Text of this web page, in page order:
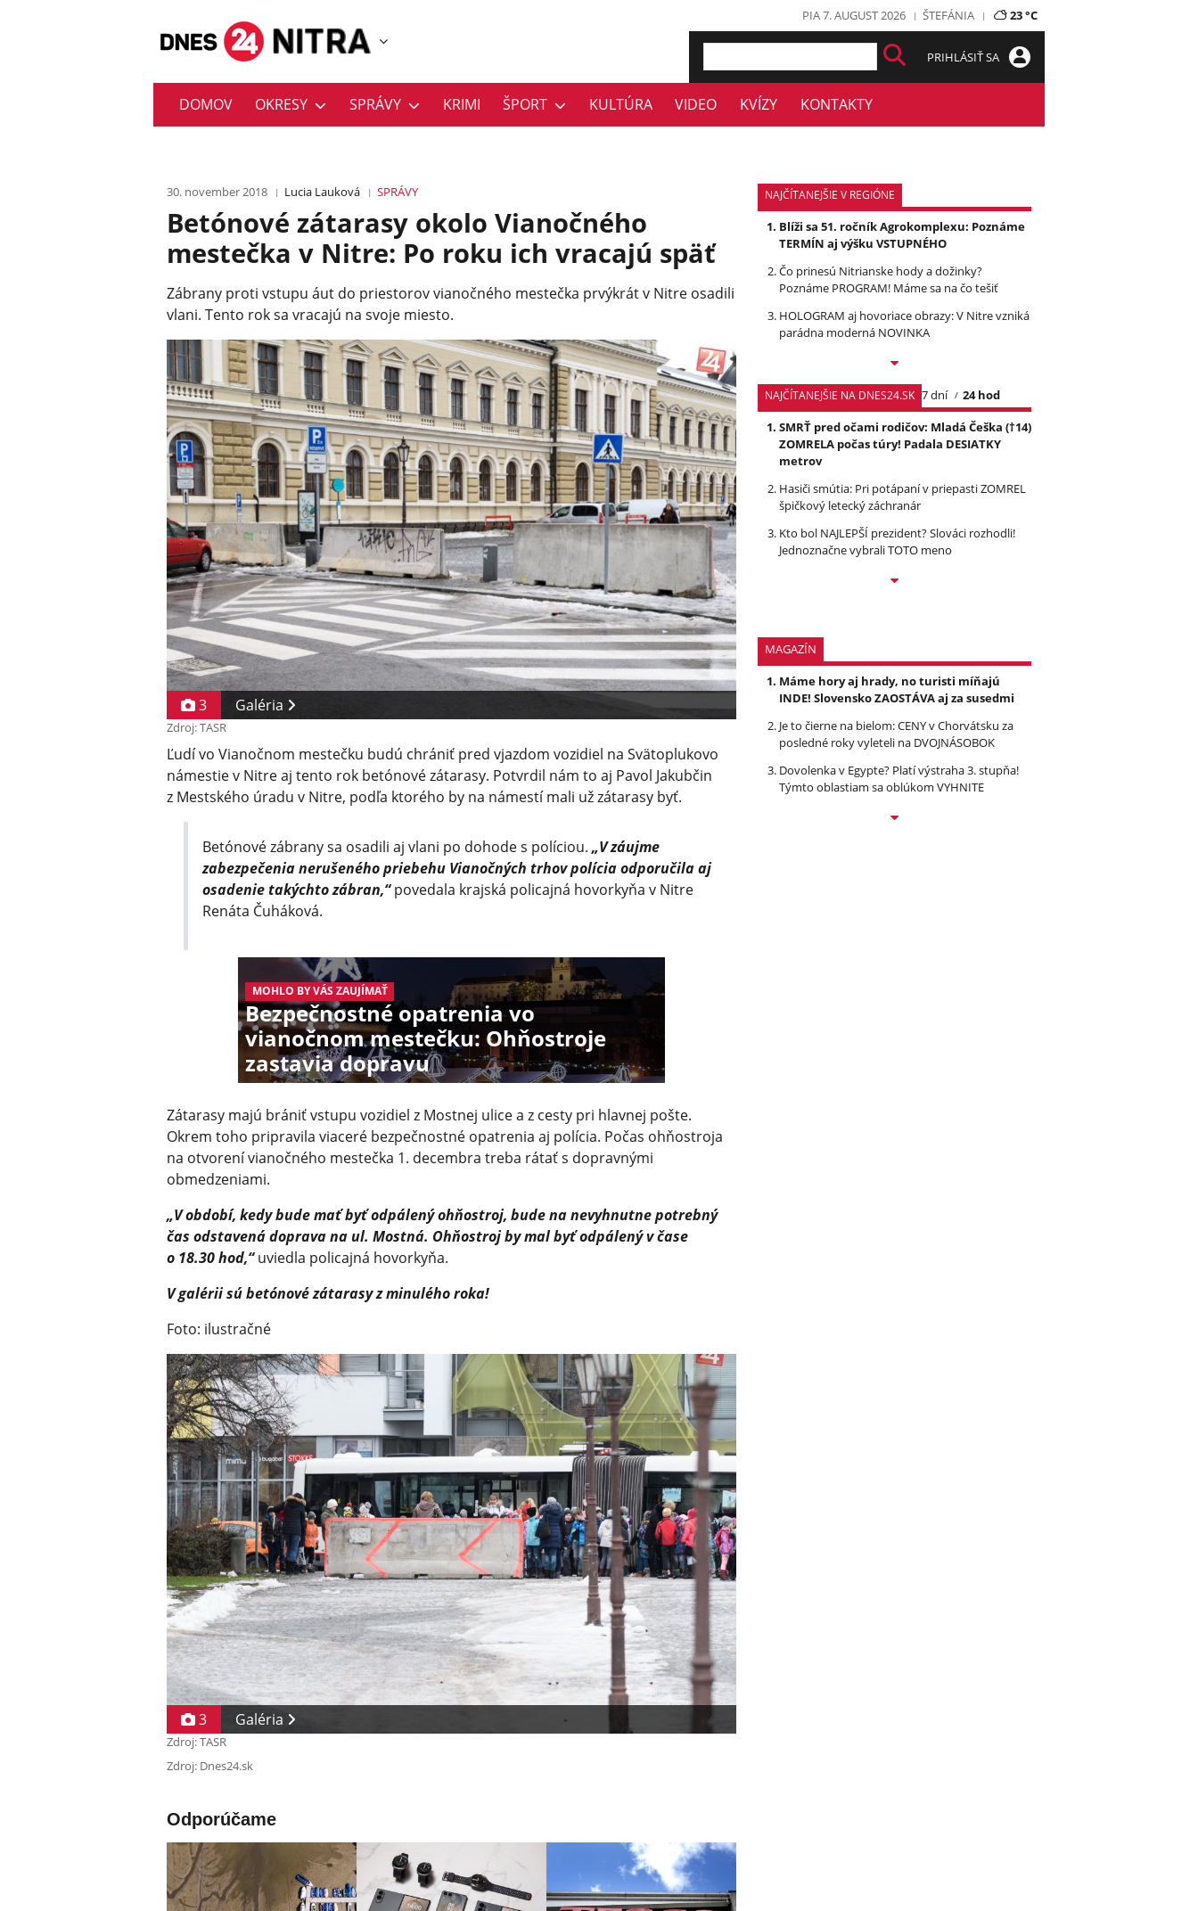
PIA 7. AUGUST 2026 ŠTEFÁNIA 23 °C
PRIHLÁSIŤ SA
DOMOV OKRESY SPRÁVY KRIMI ŠPORT KULTÚRA VIDEO KVÍZY KONTAKTY
30. november 2018 Lucia Lauková SPRÁVY
Betónové zátarasy okolo Vianočného
mestečka v Nitre: Po roku ich vracajú späť
Zábrany proti vstupu áut do priestorov vianočného mestečka prvýkrát v Nitre osadili
vlani. Tento rok sa vracajú na svoje miesto.
3 Galéria
Zdroj: TASR
Ľudí vo Vianočnom mestečku budú chrániť pred vjazdom vozidiel na Svätoplukovo
námestie v Nitre aj tento rok betónové zátarasy. Potvrdil nám to aj Pavol Jakubčin
z Mestského úradu v Nitre, podľa ktorého by na námestí mali už zátarasy byť.
Betónové zábrany sa osadili aj vlani po dohode s políciou.„V záujme
zabezpečenia nerušeného priebehu Vianočných trhov polícia odporučila aj
osadenie takýchto zábran,“povedala krajská policajná hovorkyňa v Nitre
Renáta Čuháková.
MOHLO BY VÁS ZAUJÍMAŤ
Bezpečnostné opatrenia vo
vianočnom mestečku: Ohňostroje
zastavia dopravu
Zátarasy majú brániť vstupu vozidiel z Mostnej ulice a z cesty pri hlavnej pošte.
Okrem toho pripravila viaceré bezpečnostné opatrenia aj polícia. Počas ohňostroja
na otvorení vianočného mestečka 1. decembra treba rátať s dopravnými
obmedzeniami.
„V období, kedy bude mať byť odpálený ohňostroj, bude na nevyhnutne potrebný
čas odstavená doprava na ul. Mostná. Ohňostroj by mal byť odpálený v čase
o 18.30 hod,“uviedla policajná hovorkyňa.
V galérii sú betónové zátarasy z minulého roka!
Foto: ilustračné
3 Galéria
Zdroj: TASR
Zdroj: Dnes24.sk
Odporúčame
NAJČÍTANEJŠIE V REGIÓNE
Blíži sa 51. ročník Agrokomplexu: Poznáme
TERMÍN aj výšku VSTUPNÉHO
Čo prinesú Nitrianske hody a dožinky?
Poznáme PROGRAM! Máme sa na čo tešiť
HOLOGRAM aj hovoriace obrazy: V Nitre vzniká
parádna moderná NOVINKA
NAJČÍTANEJŠIE NA DNES24.SK 7 dní
24 hod
SMRŤ pred očami rodičov: Mladá Češka (†14)
ZOMRELA počas túry! Padala DESIATKY
metrov
Hasiči smútia: Pri potápaní v priepasti ZOMREL
špičkový letecký záchranár
Kto bol NAJLEPŠÍ prezident? Slováci rozhodli!
Jednoznačne vybrali TOTO meno
MAGAZÍN
Máme hory aj hrady, no turisti míňajú
INDE! Slovensko ZAOSTÁVA aj za susedmi
Je to čierne na bielom: CENY v Chorvátsku za
posledné roky vyleteli na DVOJNÁSOBOK
Dovolenka v Egypte? Platí výstraha 3. stupňa!
Týmto oblastiam sa oblúkom VYHNITE